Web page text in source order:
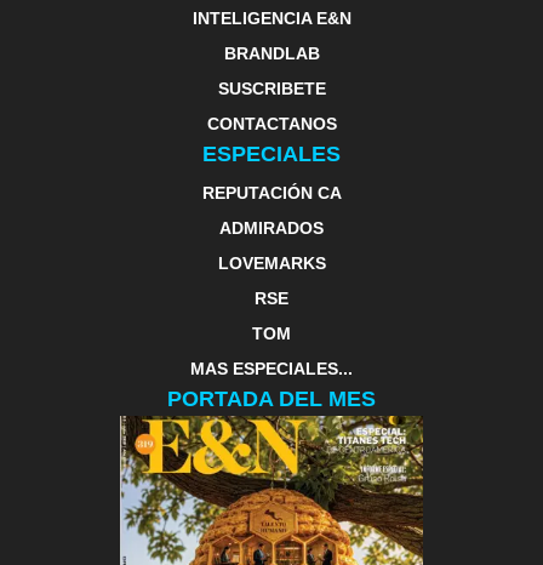
INTELIGENCIA E&N
BRANDLAB
SUSCRIBETE
CONTACTANOS
ESPECIALES
REPUTACIÓN CA
ADMIRADOS
LOVEMARKS
RSE
TOM
MAS ESPECIALES...
PORTADA DEL MES